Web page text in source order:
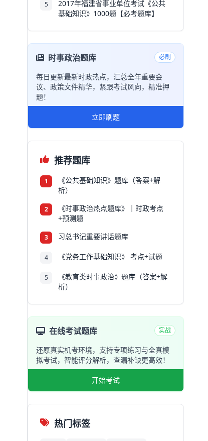
5
2017年福建省事业单位考试《公共
基础知识》1000题【必考题库】
时事政治题库 必刷
每日更新最新时政热点，汇总全年重要会
议、政策文件精华，紧跟考试风向，精准押
题！
立即刷题
推荐题库
1
《公共基础知识》题库（答案+解
析）
2
《时事政治热点题库》｜时政考点
+预测题
3 习总书记重要讲话题库
4 《党务工作基础知识》 考点+试题
5
《教育类时事政治》题库（答案+解
析）
在线考试题库 实战
还原真实机考环境，支持专项练习与全真模
拟考试，智能评分解析，查漏补缺更高效！
开始考试
热门标签